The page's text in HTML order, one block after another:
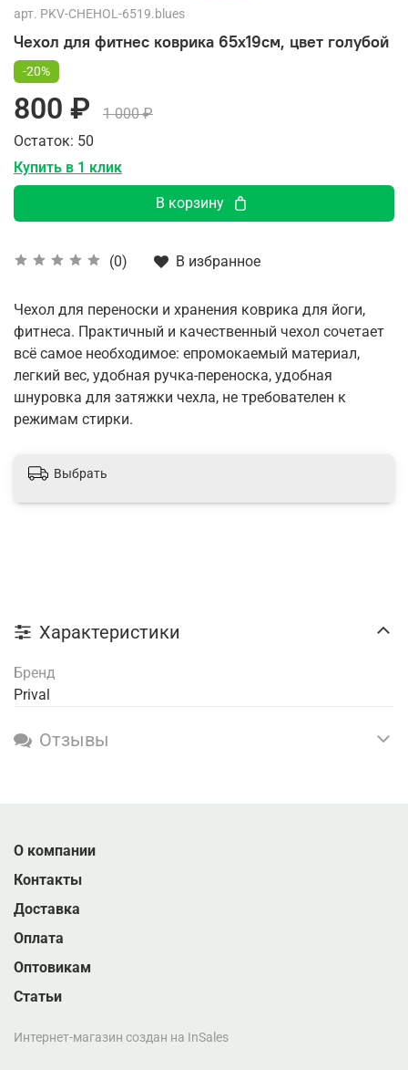
арт. PKV-CHEHOL-6519.blues
Чехол для фитнес коврика 65х19см, цвет голубой
(0) В избранное
-20%
800 ₽
1 000 ₽
Остаток: 50
Купить в 1 клик
В корзину
Чехол для переноски и хранения коврика для йоги,
фитнеса. Практичный и качественный чехол сочетает
всё самое необходимое: епромокаемый материал,
легкий вес, удобная ручка-переноска, удобная
шнуровка для затяжки чехла, не требователен к
режимам стирки.
Выбрать
Характеристики
Бренд
Prival
Отзывы
О компании
Контакты
Доставка
Оплата
Оптовикам
Статьи
Интернет-магазин создан на InSales